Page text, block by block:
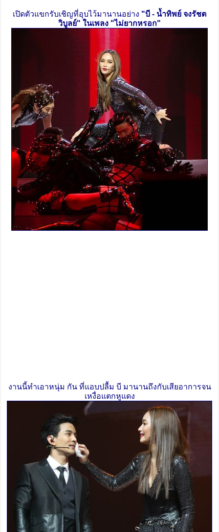
เปิดตัวแขกรับเชิญที่อุบไว้มานานอย่าง "บี - น้ำทิพย์ จงรัชต
วิบูลย์" ในเพลง "ไม่ยากหรอก"
งานนี้ทำเอาหนุ่ม กัน ที่แอบปลื้ม บี มานานถึงกับเสียอาการจน
เหงื่อแตกหูแดง